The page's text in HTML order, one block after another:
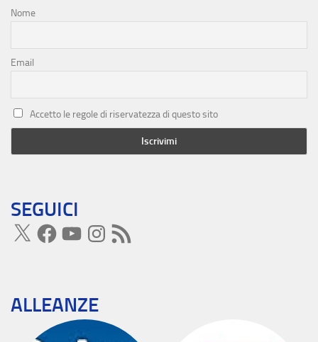
Nome
Email
Accetto le regole di riservatezza di questo sito
SEGUICI
ALLEANZE